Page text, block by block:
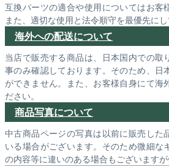
互換パーツの適合や使用についてはお客
また、適切な使用と法令順守を最優先にし
海外への配送について
当店で販売する商品は、日本国内での取
事のみ確認しております。そのため、日
ができません。また、お客様自身にて海
ださい。
商品写真について
中古商品ページの写真は以前に販売した
いる場合がございます。そのため微細な
の内容等に違いのある場合もございますが